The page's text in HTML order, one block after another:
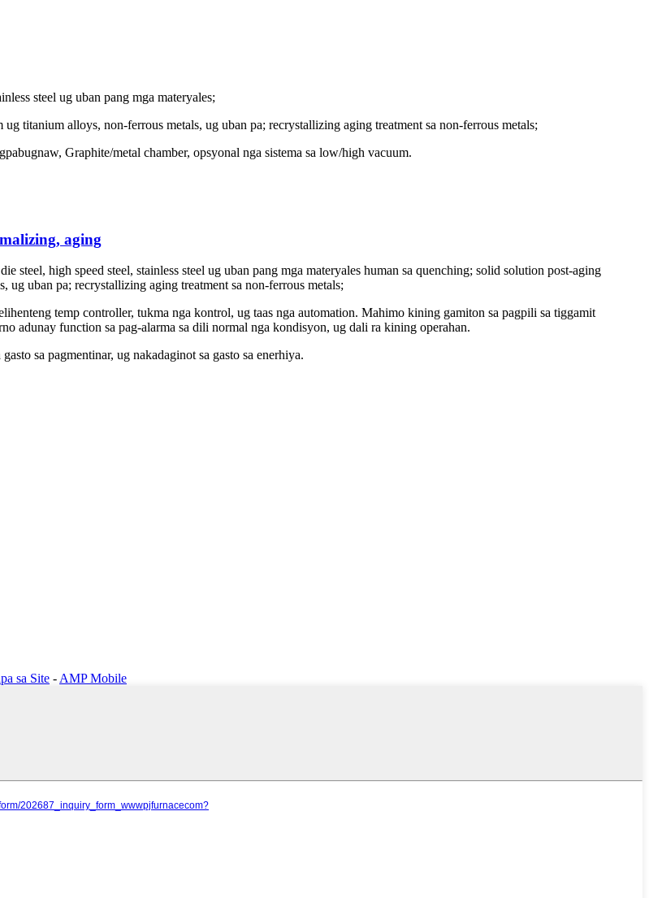
steel ug uban pang mga materyales;
titanium alloys, non-ferrous metals, ug uban pa; recrystallizing aging treatment sa non-ferrous metals;
Graphite/metal chamber, opsyonal nga sistema sa low/high vacuum.
aging
steel, high speed steel, stainless steel ug uban pang mga materyales human sa quenching; solid solution post-aging
ug uban pa; recrystallizing aging treatment sa non-ferrous metals;
temp controller, tukma nga kontrol, ug taas nga automation. Mahimo kining gamiton sa pagpili sa tiggamit
adunay function sa pag-alarma sa dili normal nga kondisyon, ug dali ra kining operahan.
sa pagmentinar, ug nakadaginot sa gasto sa enerhiya.
sa Site - AMP Mobile